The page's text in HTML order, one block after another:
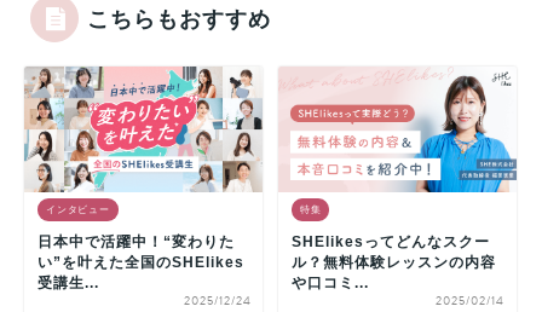
こちらもおすすめ
インタビュー
日本中で活躍中！“変わりた
い”を叶えた全国のSHElikes
受講生...
2025/12/24
特集
SHElikesってどんなスクー
ル？無料体験レッスンの内容
や口コミ...
2025/02/14